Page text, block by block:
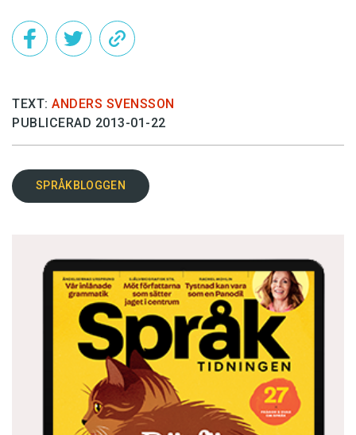
TEXT: ANDERS SVENSSON
PUBLICERAD 2013-01-22
SPRÅKBLOGGEN